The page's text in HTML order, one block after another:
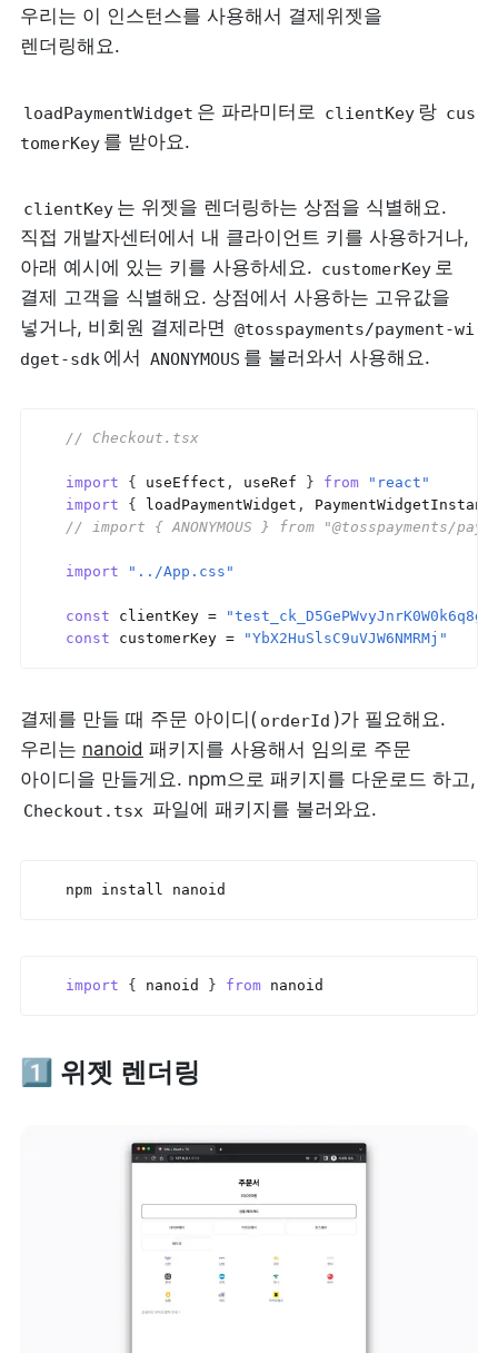
우리는 이 인스턴스를 사용해서 결제위젯을
렌더링해요.
loadPaymentWidget 은 파라미터로 clientKey 랑 cus
tomerKey 를 받아요.
clientKey 는 위젯을 렌더링하는 상점을 식별해요.
직접 개발자센터에서 내 클라이언트 키를 사용하거나,
아래 예시에 있는 키를 사용하세요. customerKey 로
결제 고객을 식별해요. 상점에서 사용하는 고유값을
넣거나, 비회원 결제라면 @tosspayments/payment-wi
dget-sdk 에서 ANONYMOUS 를 불러와서 사용해요.
// Checkout.tsx
import { useEffect , useRef } from
"react"
import
{ loadPaymentWidget ,
// import { ANONYMOUS } from "@tosspayments/
import "../App.css"
const clientKey =
const
customerKey = "YbX2HuSlsC9uVJW6NMRMj"
결제를 만들 때 주문 아이디( orderId )가 필요해요.
우리는 nanoid 패키지를 사용해서 임의로 주문
Checkout.tsx 파일에 패키지를 불러와요.
npm install nanoid
import { nanoid } from nanoid
1️⃣ 위젯 렌더링